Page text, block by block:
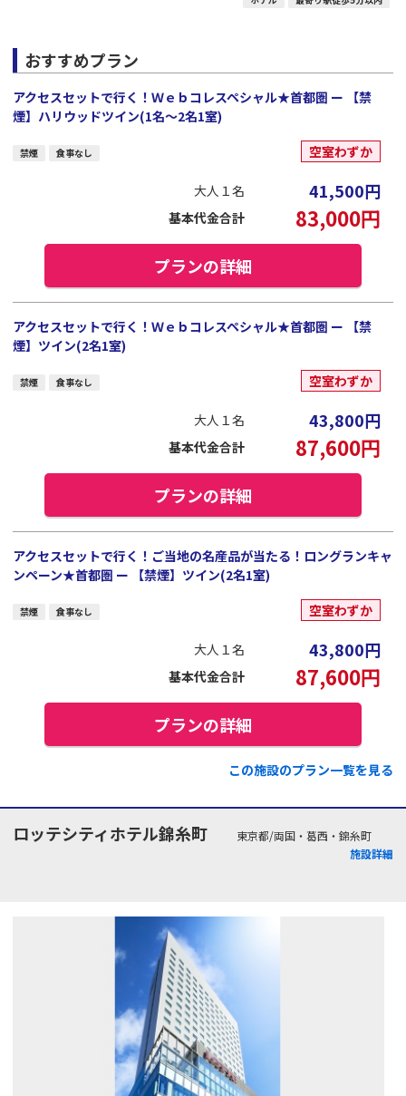
おすすめプラン
アクセスセットで行く！Ｗｅｂコレスペシャル★首都圏 ー 【禁
煙】ハリウッドツイン(1名～2名1室)
禁煙 食事なし 空室わずか
大人１名 41,500円
基本代金合計 83,000円
プランの詳細
アクセスセットで行く！Ｗｅｂコレスペシャル★首都圏 ー 【禁
煙】ツイン(2名1室)
禁煙 食事なし 空室わずか
大人１名 43,800円
基本代金合計 87,600円
プランの詳細
アクセスセットで行く！ご当地の名産品が当たる！ロングランキャ
ンペーン★首都圏 ー 【禁煙】ツイン(2名1室)
禁煙 食事なし 空室わずか
大人１名 43,800円
基本代金合計 87,600円
プランの詳細
この施設のプラン一覧を見る
ロッテシティホテル錦糸町
東京都/両国・葛西・錦糸町
施設詳細